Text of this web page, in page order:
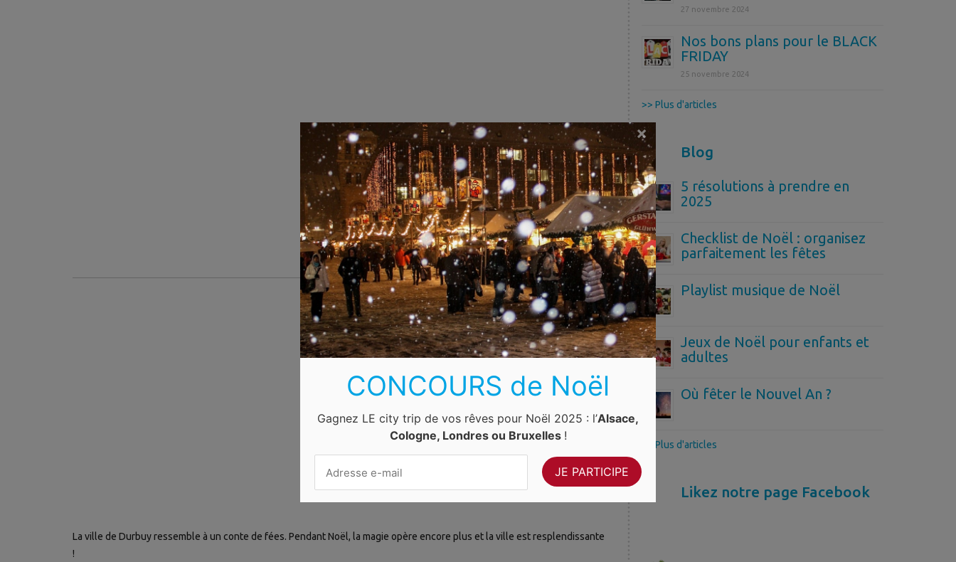
La ville de Durbuy ressemble à un conte de fées. Pendant Noël, la magie opère encore plus et la ville est resplendissante
!
27 novembre 2024
Nos bons plans pour le BLACK
FRIDAY
25 novembre 2024
>> Plus d'articles
Blog
5 résolutions à prendre en
2025
Checklist de Noël : organisez
parfaitement les fêtes
Playlist musique de Noël
Jeux de Noël pour enfants et
adultes
Où fêter le Nouvel An ?
>> Plus d'articles
Likez notre page Facebook
CONCOURS de Noël
Gagnez LE city trip de vos rêves pour Noël 2025 : l’Alsace,
Cologne, Londres ou Bruxelles !
×